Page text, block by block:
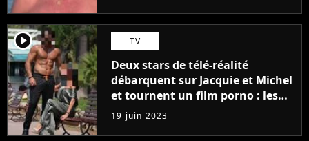
player2 TV
Deux stars de télé-réalité
débarquent sur Jacquie et Michel
et tournent un film porno : les
premières images du tournage
(exclu)
19 juin 2023